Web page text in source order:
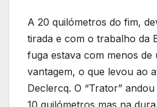
A 20 quilómetros do fim,
tirada e com o trabalho da
fuga estava com menos de
vantagem, o que levou ao
Declercq. O “Trator”